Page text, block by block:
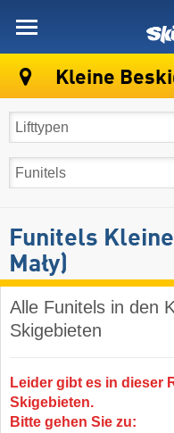
Kleine
Funitels
Mały)
Alle Funitels in den
Skigebieten
Leider gibt es in dieser
Skigebieten.
Bitte gehen Sie zu: